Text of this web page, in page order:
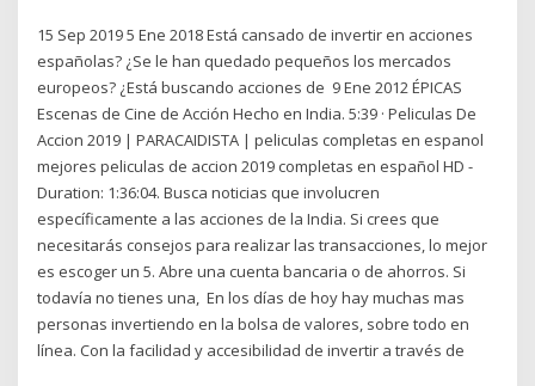
15 Sep 2019 5 Ene 2018 Está cansado de invertir en acciones
españolas? ¿Se le han quedado pequeños los mercados
europeos? ¿Está buscando acciones de 9 Ene 2012 ÉPICAS
Escenas de Cine de Acción Hecho en India. 5:39 · Peliculas De
Accion 2019 | PARACAIDISTA | peliculas completas en espanol
mejores peliculas de accion 2019 completas en español HD -
Duration: 1:36:04. Busca noticias que involucren
específicamente a las acciones de la India. Si crees que
necesitarás consejos para realizar las transacciones, lo mejor
es escoger un 5. Abre una cuenta bancaria o de ahorros. Si
todavía no tienes una, En los días de hoy hay muchas mas
personas invertiendo en la bolsa de valores, sobre todo en
línea. Con la facilidad y accesibilidad de invertir a través de